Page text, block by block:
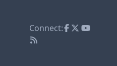
Connect: